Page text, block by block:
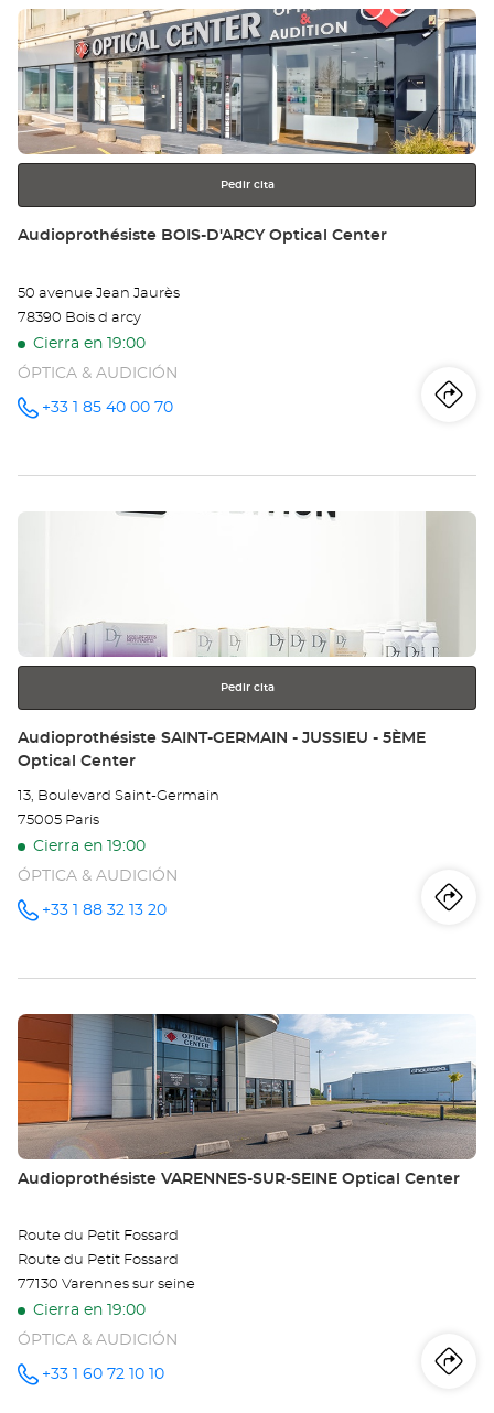
Pulse
ENTER
para
obtener
más
información
Pedir cita
Tienda:
Audioprothésiste BOIS-D'ARCY Optical Center
50 avenue Jean Jaurès
78390 Bois d arcy
Cierra en 19:00
ÓPTICA & AUDICIÓN
número
+33 1 85 40 00 70
a
información
Pedir cita
Tienda:
Audioprothésiste SAINT-GERMAIN - JUSSIEU - 5ÈME
Optical Center
13, Boulevard Saint-Germain
75005 Paris
Cierra en 19:00
ÓPTICA & AUDICIÓN
número
+33 1 88 32 13 20
a
-
Pulse
ENTER
para
obtener
más
información
Tienda:
Audioprothésiste VARENNES-SUR-SEINE Optical Center
Route du Petit Fossard
Route du Petit Fossard
77130 Varennes sur seine
Cierra en 19:00
ÓPTICA & AUDICIÓN
número
+33 1 60 72 10 10
a